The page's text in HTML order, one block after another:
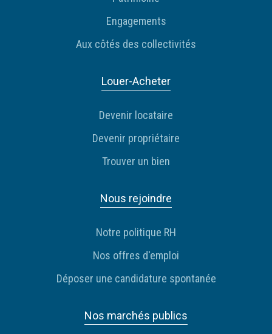
Engagements
Aux côtés des collectivités
Louer-Acheter
Devenir locataire
Devenir propriétaire
Trouver un bien
Nous rejoindre
Notre politique RH
Nos offres d'emploi
Déposer une candidature spontanée
Nos marchés publics